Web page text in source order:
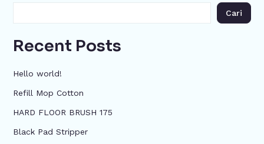
Cari
Recent Posts
Hello world!
Refill Mop Cotton
HARD FLOOR BRUSH 175
Black Pad Stripper